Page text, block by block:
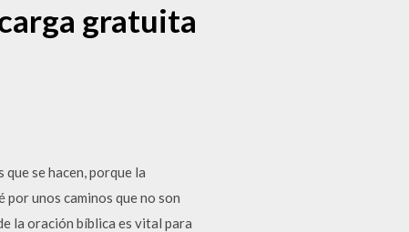
gratuita
se hacen, porque la
por unos caminos que no son
la oración bíblica es vital para